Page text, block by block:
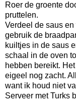
Roer de groente
pruttelen.
Verdeel de saus
gebruik de
kuiltjes in de saus
schaal in de oven
hebben bereikt.
eigeel nog zacht.
want ik houd niet
Serveer met Turks